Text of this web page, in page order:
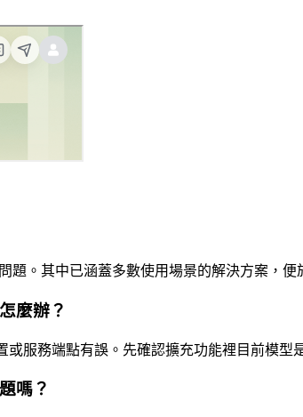
題。其中已涵蓋多數使用場景的解決方案，便
麼辦？
或服務端點有誤。先確認擴充功能裡目前模型
嗎？